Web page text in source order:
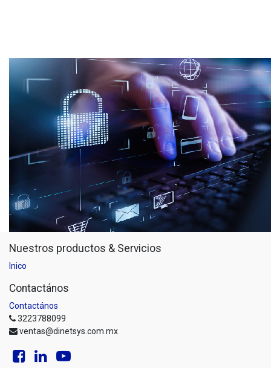
Nuestros productos & Servicios
Inico
Contactános
Contactános
3223788099
ventas@dinetsys.com.mx